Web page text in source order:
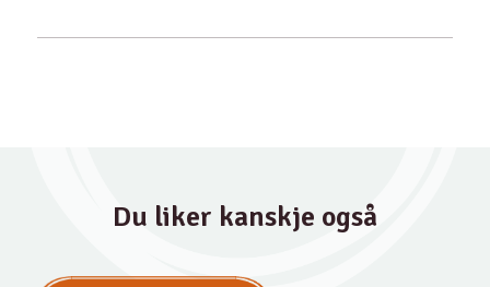
Du liker kanskje også